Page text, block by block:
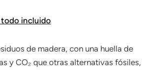
todo incluido
de madera, con una huella de
y CO₂ que otras alternativas fósiles,